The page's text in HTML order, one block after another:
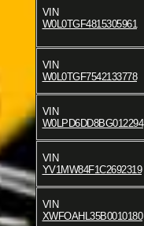
VIN
W0L0TGF4815305961
VIN
W0L0TGF7542133778
VIN
W0LPD6DD8BG012294
VIN
YV1MW84F1C2692319
VIN
XWFOAHL35B0010180